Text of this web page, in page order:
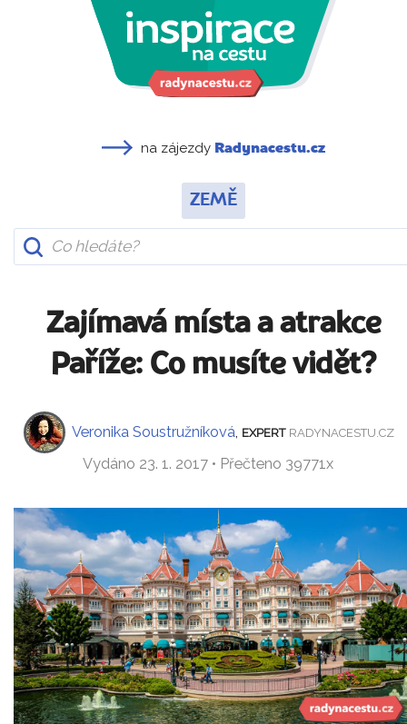
na zájezdy Radynacestu.cz
ZEMĚ
Zajímavá místa a atrakce
Paříže: Co musíte vidět?
Veronika Soustružníková EXPERT RADYNACESTU.CZ
Vydáno 23. 1. 2017 • Přečteno 39771x